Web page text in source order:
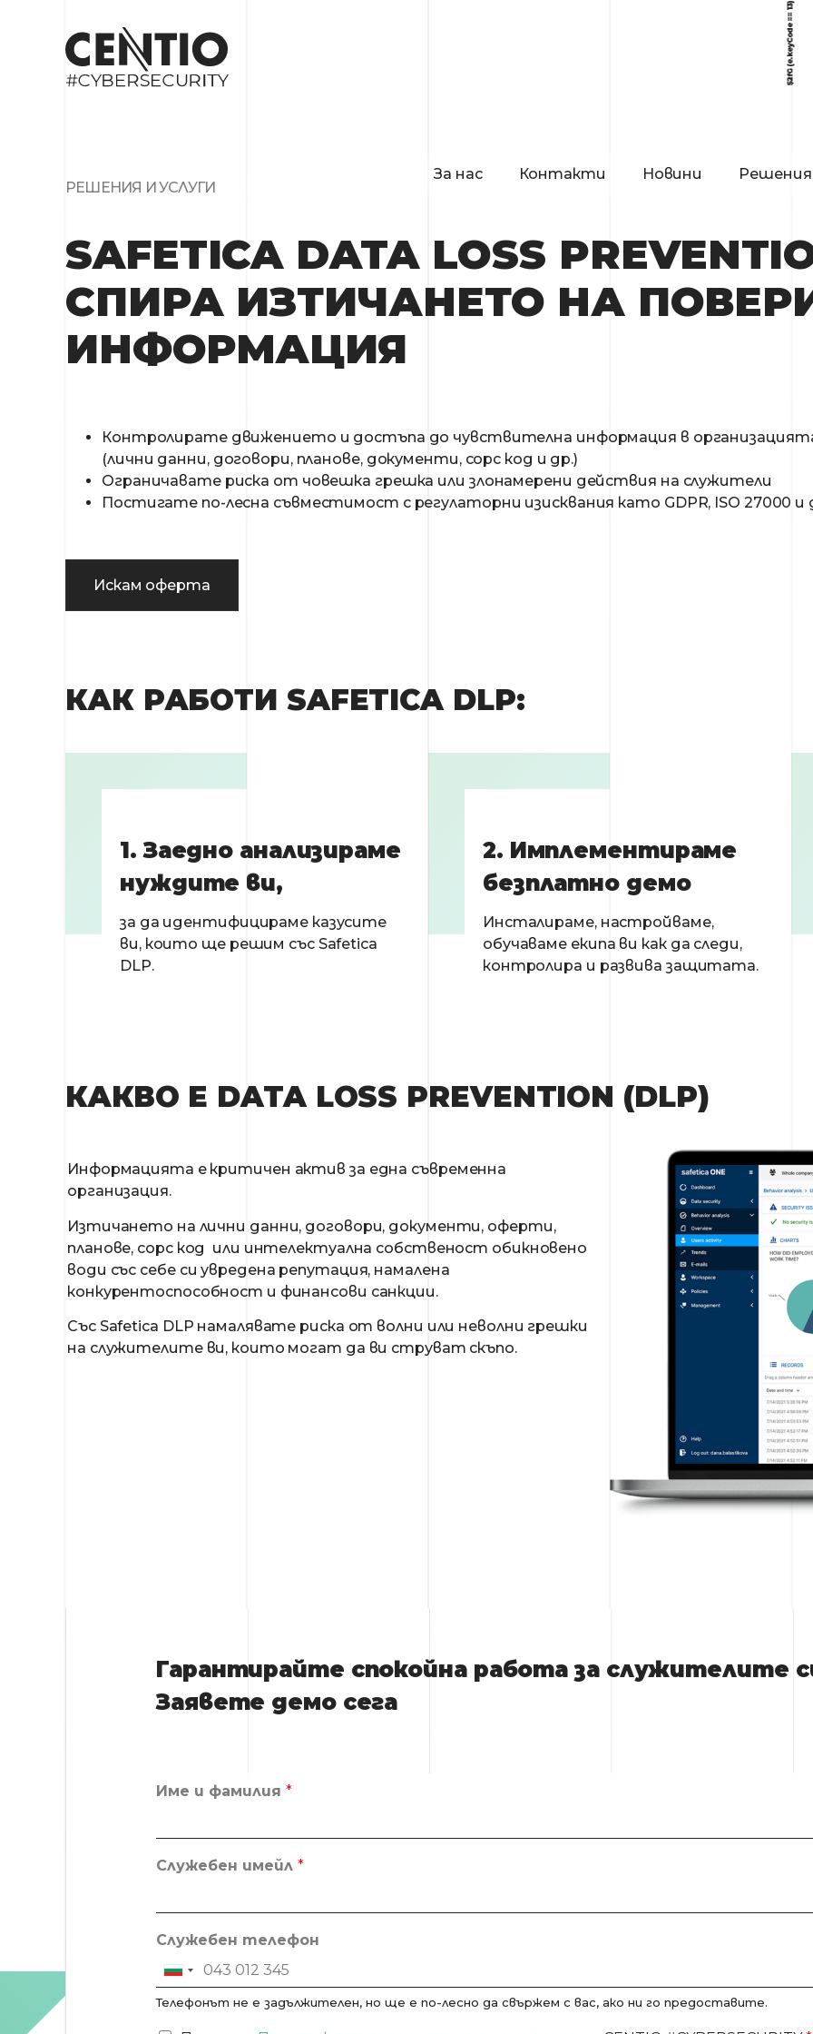
За нас Контакти Новини
Решения
РЕШЕНИЯ И УСЛУГИ
SAFETICA DATA LOSS
СПИРА ИЗТИЧАНЕТО НА
ИНФОРМАЦИЯ
Контролирате движението и достъпа до чувствителна информация в
(лични данни, договори, планове, документи, сорс код и др.)
Ограничавате риска от човешка грешка или злонамерени действия на служители
Постигате по-лесна съвместимост с регулаторни изисквания като GDPR, ISO 27000 и
Искам оферта
КАК РАБОТИ SAFETICA DLP:
1. Заедно анализираме
нуждите ви,
за да идентифицираме казусите
ви, които ще решим със Safetica
DLP.
2. Имплементираме
безплатно демо
Инсталираме, настройваме,
обучаваме екипа ви как да следи,
контролира и развива защитата.
КАКВО Е DATA LOSS PREVENTION (DLP)
Информацията е критичен актив за една съвременна
организация.
Изтичането на лични данни, договори, документи, оферти,
планове, сорс код или интелектуална собственост обикновено
води със себе си увредена репутация, намалена
конкурентоспособност и финансови санкции.
Със Safetica DLP намалявате риска от волни или неволни грешки
на служителите ви, които могат да ви струват скъпо.
Гарантирайте спокойна работа за служителите
Заявете демо сега
Име и фамилия *
Служебен имейл *
Служебен телефон
Bulgaria +359
Телефонът не е задължителен, но ще е по-лесно да свържем с вас, ако ни го предоставите.